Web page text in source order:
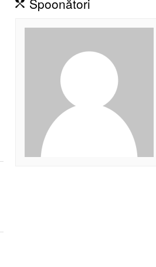
Spoonători